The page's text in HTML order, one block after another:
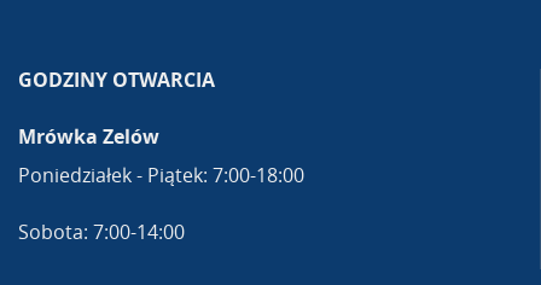
GODZINY OTWARCIA
Mrówka Zelów
Poniedziałek - Piątek: 7:00-18:00
Sobota: 7:00-14:00